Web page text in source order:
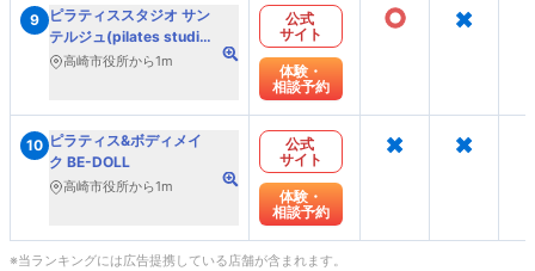
9
ピラティススタジオ サン
テルジュ(pilates studio
santerge)
高崎市役所から1m
公式
サイト
体験・
相談予約
○ ×
10 ピラティス&ボディメイ
ク BE-DOLL
高崎市役所から1m
公式
サイト
体験・
相談予約
× ×
※当ランキングには広告提携している店舗が含まれます。